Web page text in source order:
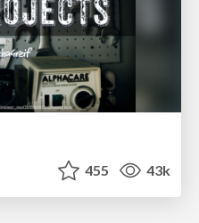
455 43k